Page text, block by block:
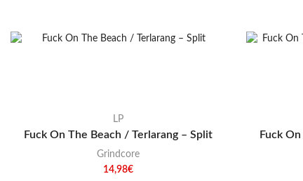
Punk (146)
LP
Fuck On The Beach / Terlarang – Split
Grindcore
14,98€
Fuck